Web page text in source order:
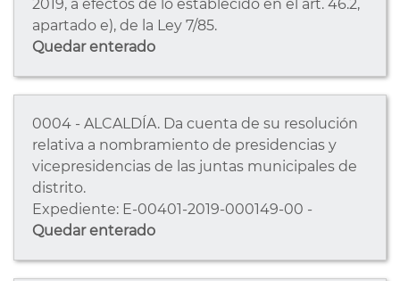
2019, a efectos de lo establecido en el art. 46.2,
apartado e), de la Ley 7/85.
Quedar enterado
0004 - ALCALDÍA. Da cuenta de su resolución
relativa a nombramiento de presidencias y
vicepresidencias de las juntas municipales de
distrito.
Expediente: E-00401-2019-000149-00 -
Quedar enterado